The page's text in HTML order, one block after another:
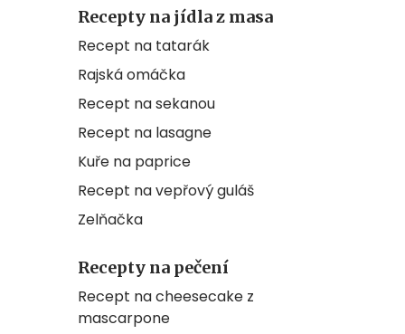
Recepty na jídla z masa
Recept na tatarák
Rajská omáčka
Recept na sekanou
Recept na lasagne
Kuře na paprice
Recept na vepřový guláš
Zelňačka
Recepty na pečení
Recept na cheesecake z
mascarpone